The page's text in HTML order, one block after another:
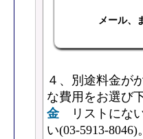
メール、
４、別途料金が
な費用をお選び
金リストにない
い(03-5913-8046)